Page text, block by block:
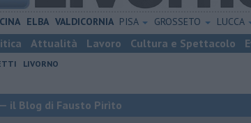
ELBA VALDICORNIA PISA GROSSETO LUCCA
Attualità Lavoro Cultura e Spettacolo
LIVORNO
— il Blog di Fausto Pirìto